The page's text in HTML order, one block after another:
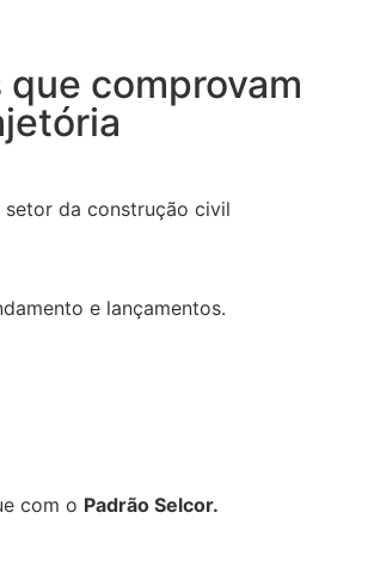
que comprovam
da construção civil
e lançamentos.
com o Padrão Selcor.